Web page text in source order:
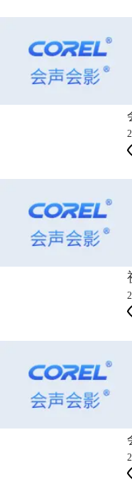
使用网络相机或其它捕获设
小编还为大家整理：会声会影
完就会发现x8真的是棒棒的
以上就是小编收集的x8相较
作3D标题，动态遮罩和自动
大家对于会声会影x8新增功
新会声会影x8新功能使用教